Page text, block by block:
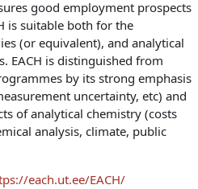
good employment prospects
is suitable both for the
(or equivalent), and analytical
EACH is distinguished from
by its strong emphasis
uncertainty, etc) and
of analytical chemistry (costs
analysis, climate, public
each.ut.ee/EACH/